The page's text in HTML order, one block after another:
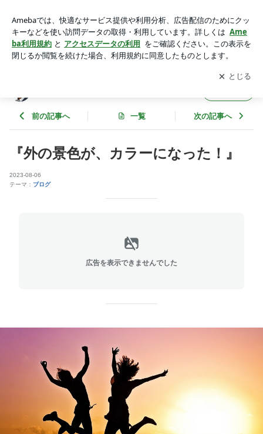
アプリをダウンロードして ブログの更新通知
を受け取りまし
ょう。
開く
前の記事へ 一覧 次の記事へ
『外の景色が、カラーになった！』
2023-08-06
テーマ： ブログ
広告を表示できませんでした